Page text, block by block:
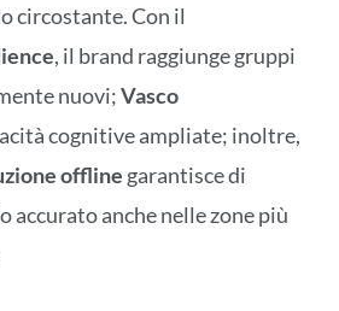
circostante. Con il
, il brand raggiunge gruppi
nuovi;Vasco
cognitive ampliate; inoltre,
offline garantisce di
accurato anche nelle zone più